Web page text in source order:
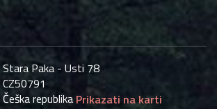
Stara Paka - Usti 78
CZ50791
Češka republika Prikazati na karti